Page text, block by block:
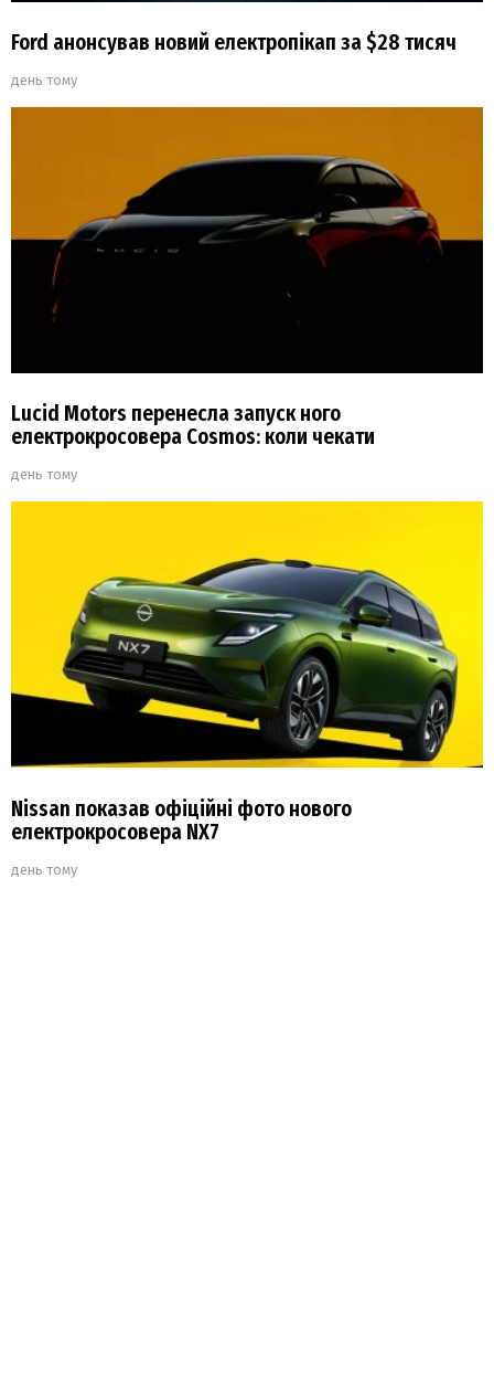
Ford анонсував новий електропікап за $28 тисяч
день тому
Lucid Motors перенесла запуск ного
електрокросовера Cosmos: коли чекати
день тому
Nissan показав офіційні фото нового
електрокросовера NX7
день тому